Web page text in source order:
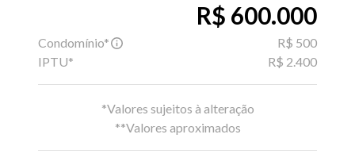
R$ 600.000
Condomínio*
R$ 500
IPTU*
R$ 2.400
*Valores sujeitos à alteração
**Valores aproximados